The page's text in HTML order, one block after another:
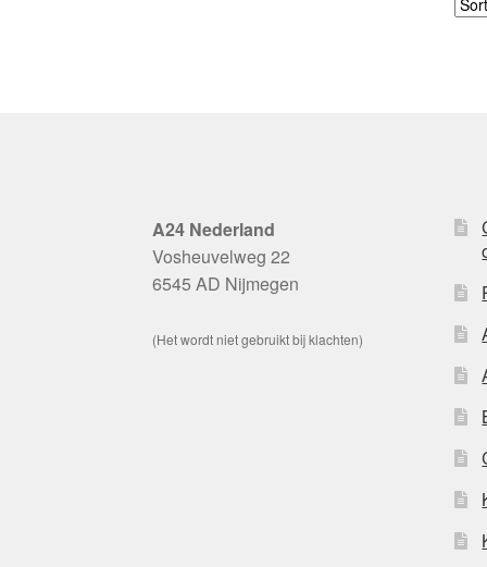
A24 Nederland
Vosheuvelweg 22
6545 AD Nijmegen
(Het wordt niet gebruikt bij klachten)